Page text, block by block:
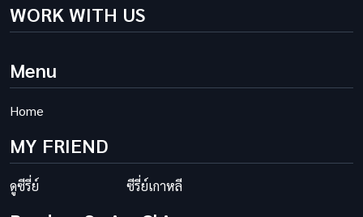
WORK WITH US
Menu
Home
MY FRIEND
ดูซีรี่ย์ ซีรี่ย์เกาหลี